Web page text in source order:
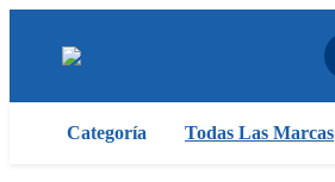
Categoría Todas Las Marcas